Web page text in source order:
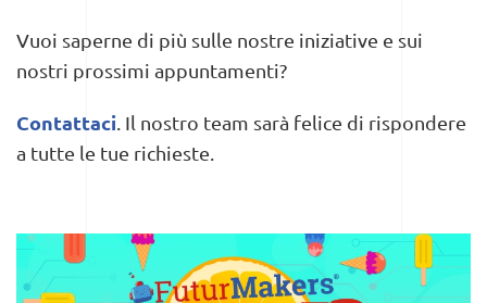
Vuoi saperne di più sulle nostre iniziative e sui
nostri prossimi appuntamenti?
Contattaci . Il nostro team sarà felice di rispondere
a tutte le tue richieste.